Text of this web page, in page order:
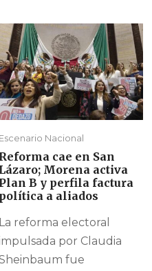
Escenario Nacional
Reforma cae en San
Lázaro; Morena activa
Plan B y perfila factura
política a aliados
La reforma electoral
por Claudia
fue